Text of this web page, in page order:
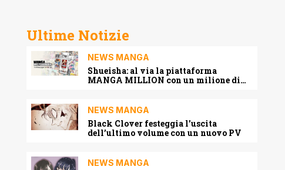
Ultime Notizie
NEWS MANGA
Shueisha: al via la piattaforma
MANGA MILLION con un milione di
NEWS MANGA
Black Clover festeggia l’uscita
dell’ultimo volume con un nuovo PV
NEWS MANGA